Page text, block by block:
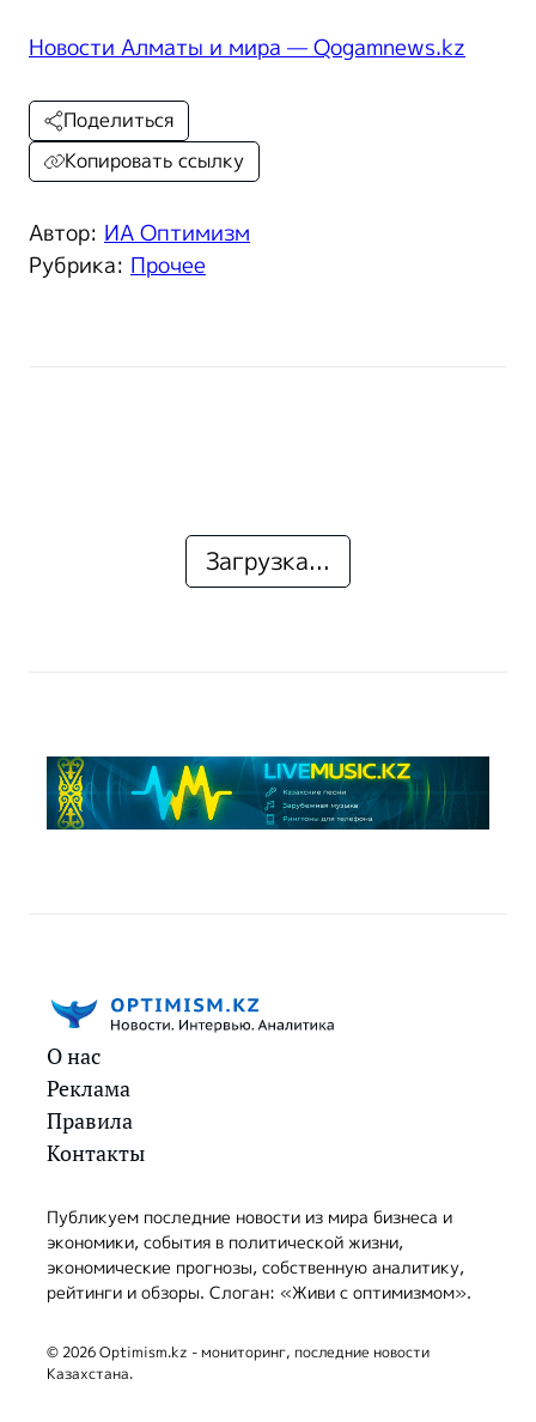
Новости Алматы и мира — Qogamnews.kz
Автор: ИА Оптимизм
Рубрика: Прочее
Поделиться
Копировать ссылку
Загрузка...
О нас
Реклама
Правила
Контакты
Публикуем последние новости из мира бизнеса и
экономики, события в политической жизни,
экономические прогнозы, собственную аналитику,
рейтинги и обзоры. Слоган: «Живи с оптимизмом».
© 2026 Optimism.kz - мониторинг, последние новости
Казахстана.